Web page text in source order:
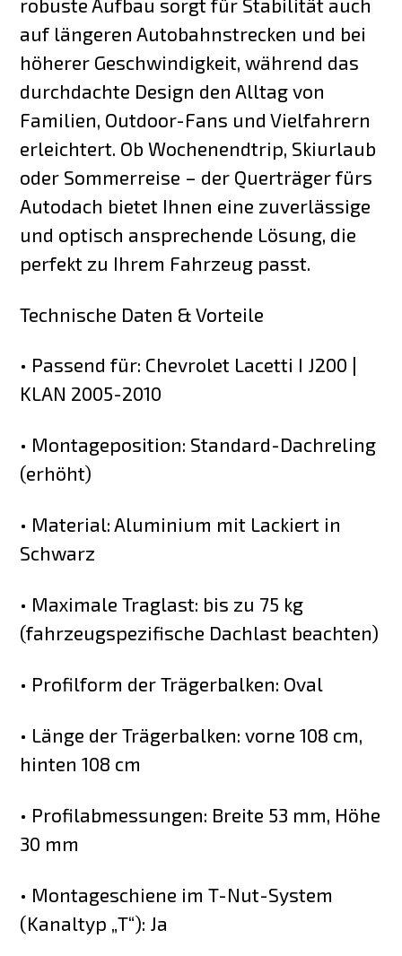
robuste Aufbau sorgt für Stabilität auch
auf längeren Autobahnstrecken und bei
höherer Geschwindigkeit, während das
durchdachte Design den Alltag von
Familien, Outdoor-Fans und Vielfahrern
erleichtert. Ob Wochenendtrip, Skiurlaub
oder Sommerreise – der Querträger fürs
Autodach bietet Ihnen eine zuverlässige
und optisch ansprechende Lösung, die
perfekt zu Ihrem Fahrzeug passt.
Technische Daten & Vorteile
• Passend für: Chevrolet Lacetti I J200 |
KLAN 2005-2010
• Montageposition: Standard-Dachreling
(erhöht)
• Material: Aluminium mit Lackiert in
Schwarz
• Maximale Traglast: bis zu 75 kg
(fahrzeugspezifische Dachlast beachten)
• Profilform der Trägerbalken: Oval
• Länge der Trägerbalken: vorne 108 cm,
hinten 108 cm
• Profilabmessungen: Breite 53 mm, Höhe
30 mm
• Montageschiene im T-Nut-System
(Kanaltyp „T“): Ja